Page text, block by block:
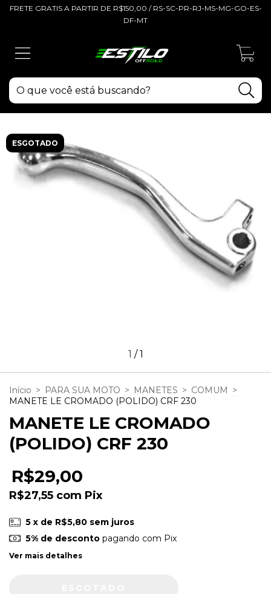
FRETE GRATIS A PARTIR DE R$150,00 / RS-SC-PR-RJ-MS-MG-GO-ES-
DF-MT
ESGOTADO
1 /1
Início > PARA SUA MOTO > MANETES > COMUM >
MANETE LE CROMADO (POLIDO) CRF 230
MANETE LE CROMADO
(POLIDO) CRF 230
R$29,00
R$27,55 com Pix
5 x de R$5,80 sem juros
5% de descontopagando com Pix
Ver mais detalhes